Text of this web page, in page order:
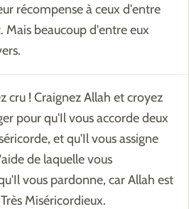
récompense à ceux d'entre
Mais beaucoup d'entre eux
cru ! Craignez Allah et croyez
pour qu'Il vous accorde deux
et qu'Il vous assigne
de laquelle vous
vous pardonne, car Allah est
Miséricordieux.